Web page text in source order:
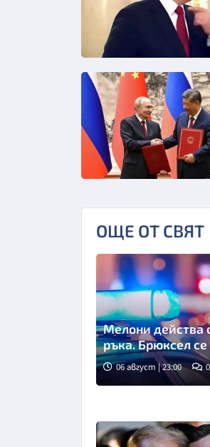
ОЩЕ ОТ СВЯТ
Мелони действа
ръка. Брюксел се
06 август | 23:00 0